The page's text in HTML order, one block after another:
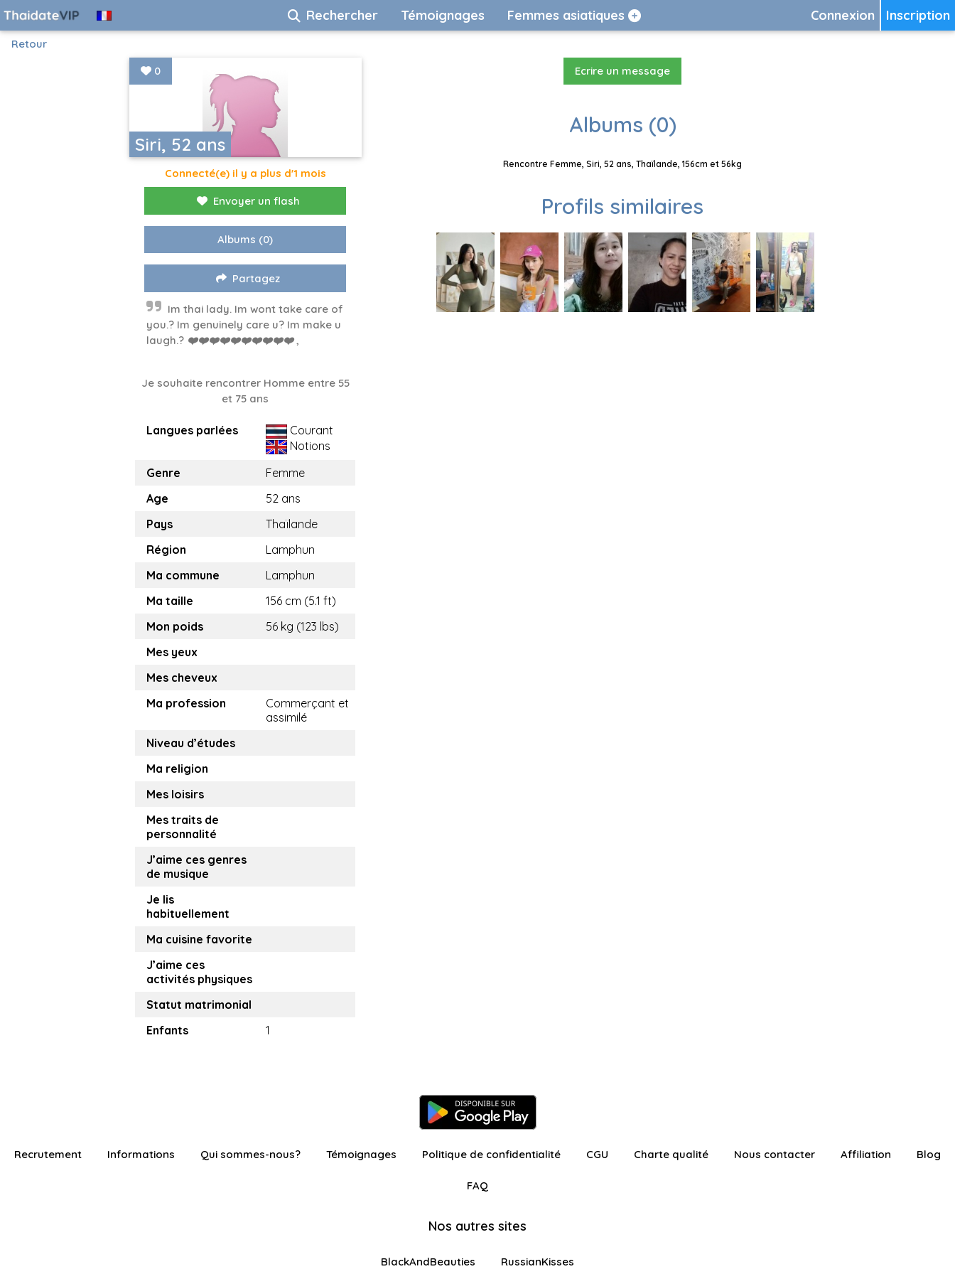
Inscription
Connexion
Rechercher Témoignages Femmes asiatiques
Retour
Siri, 52 ans
0
Connecté(e) il y a plus d'1 mois
Envoyer un flash
Albums (0)
Partagez
Im thai lady. Im wont take care of
you.? Im genuinely care u? Im make u
laugh.? ❤️❤️❤️❤️❤️❤️❤️❤️❤️❤️ ,
Je souhaite rencontrer Homme entre 55
et 75 ans
Langues parlées
Courant
Notions
Genre
Femme
Age
52 ans
Pays
Thaïlande
Région
Lamphun
Ma commune
Lamphun
Ma taille
156 cm (5.1 ft)
Mon poids
56 kg (123 lbs)
Mes yeux
Mes cheveux
Ma profession
Commerçant et
assimilé
Niveau d’études
Ma religion
Mes loisirs
Mes traits de
personnalité
J’aime ces genres
de musique
Je lis
habituellement
Ma cuisine favorite
J’aime ces
activités physiques
Statut matrimonial
Enfants
1
Ecrire un message
Albums (0)
Rencontre Femme, Siri, 52 ans, Thaïlande, 156cm et 56kg
Profils similaires
Recrutement Informations Qui sommes-nous? Témoignages Politique de confidentialité CGU Charte qualité Nous contacter Affiliation Blog
FAQ
Nos autres sites
BlackAndBeauties RussianKisses